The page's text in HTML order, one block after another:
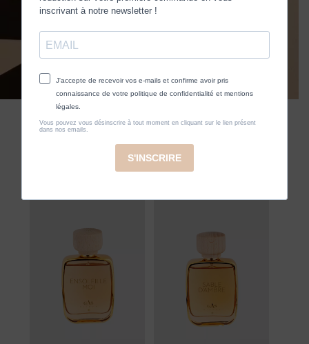
Découvrez des pièces uniques et tendance,
By Rama.